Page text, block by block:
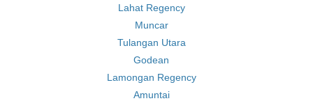
Lahat Regency
Muncar
Tulangan Utara
Godean
Lamongan Regency
Amuntai